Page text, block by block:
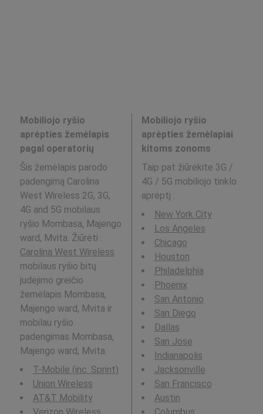
Mobiliojo ryšio
aprėpties žemėlapis
pagal operatorių
Šis žemėlapis parodo
padengimą Carolina
West Wireless 2G, 3G,
4G and 5G mobilaus
ryšio Mombasa, Majengo
ward, Mvita. Žiūrėti :
Carolina West Wireless
mobilaus ryšio bitų
judėjimo greičio
žemėlapis Mombasa,
Majengo ward, Mvita ir
mobilau ryšio
padengimas Mombasa,
Majengo ward, Mvita.
T-Mobile (inc. Sprint)
Union Wireless
AT&T Mobility
Mobiliojo ryšio
aprėpties žemėlapiai
kitoms zonoms
Taip pat žiūrėkite 3G /
4G / 5G mobiliojo tinklo
aprėptį :
New York City
Los Angeles
Chicago
Houston
Philadelphia
Phoenix
San Antonio
San Diego
Dallas
San Jose
Indianapolis
Jacksonville
San Francisco
Austin